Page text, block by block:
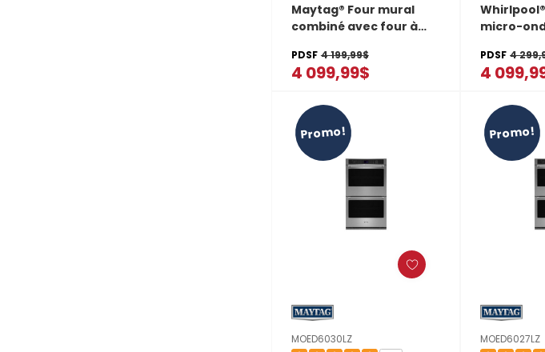
Maytag® Four mural
combiné avec four à
air et panier - 30 po -
6,4 pi cu MOEC6030LZ
PDSF 4 199,99$
4 099,99$
micro-
pi cu
PDSF 4
4
Promo!
MOED6030LZ
Promo!
MOED6027LZ